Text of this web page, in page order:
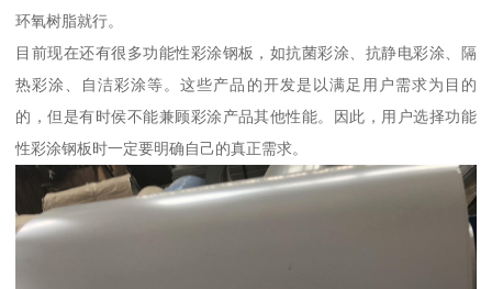
环氧树脂就行。
目前现在还有很多功能性彩涂钢板，如抗菌彩涂、抗静电彩涂、隔
热彩涂、自洁彩涂等。这些产品的开发是以满足用户需求为目的
的，但是有时侯不能兼顾彩涂产品其他性能。因此，用户选择功能
性彩涂钢板时一定要明确自己的真正需求。